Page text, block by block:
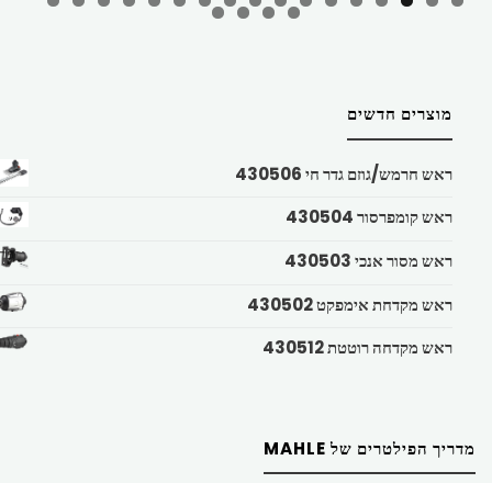
מוצרים חדשים
ראש חרמש/גוזם גדר חי 430506
ראש קומפרסור 430504
ראש מסור אנכי 430503
ראש מקדחת אימפקט 430502
ראש מקדחה רוטטת 430512
מדריך הפילטרים של MAHLE